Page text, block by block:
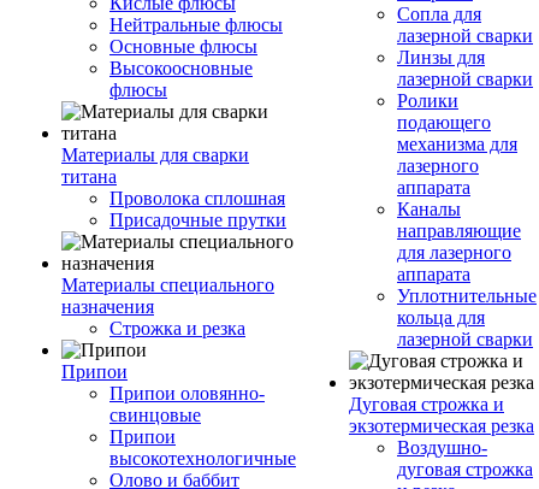
Нейтральные флюсы
Основные флюсы
Высокоосновные
флюсы
Материалы для сварки
титана
Проволока сплошная
Присадочные прутки
Материалы специального
назначения
Строжка и резка
Припои
Припои оловянно-
свинцовые
Припои
высокотехнологичные
Олово и баббит
Сопла для
лазерной сварки
Линзы для
лазерной сварки
Ролики
подающего
механизма для
лазерного
аппарата
Каналы
направляющие
для лазерного
аппарата
Уплотнительные
кольца для
лазерной сварки
Дуговая строжка и
экзотермическая резка
Воздушно-
дуговая строжка